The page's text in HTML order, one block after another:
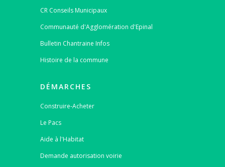
CR Conseils Municipaux
Communauté d'Agglomération d'Epinal
Bulletin Chantraine Infos
Histoire de la commune
DÉMARCHES
Construire-Acheter
Le Pacs
Aide à l'Habitat
Demande autorisation voirie